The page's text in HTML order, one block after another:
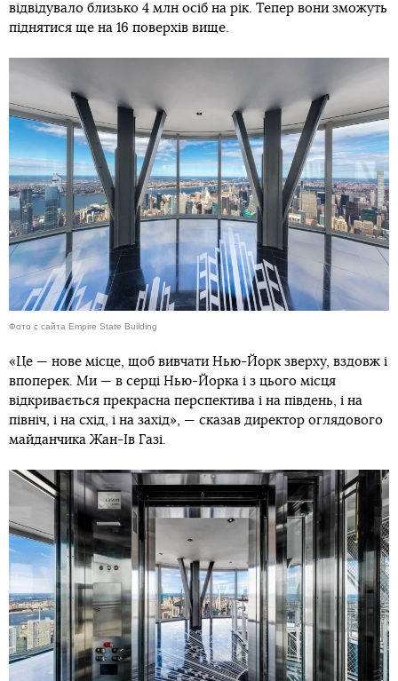
відвідувало близько 4 млн осіб на рік. Тепер вони зможуть
піднятися ще на 16 поверхів вище.
Фото с сайта Empire State Building
«Це — нове місце, щоб вивчати Нью-Йорк зверху, вздовж і
впоперек. Ми — в серці Нью-Йорка і з цього місця
відкривається прекрасна перспектива і на південь, і на
північ, і на схід, і на захід», — сказав директор оглядового
майданчика Жан-Ів Газі.